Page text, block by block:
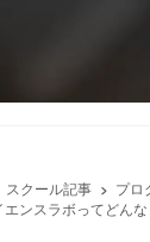
スクール記事 プロ
エンスラボってどん